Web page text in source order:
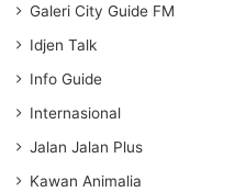
Galeri City Guide FM
Idjen Talk
Info Guide
Internasional
Jalan Jalan Plus
Kawan Animalia